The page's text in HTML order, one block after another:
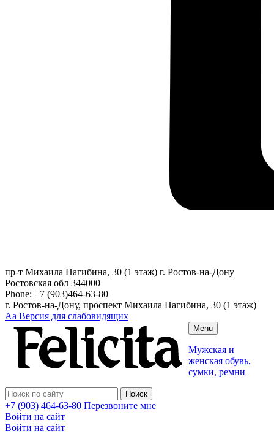
пр-т Михаила Нагибина, 30 (1 этаж) г. Ростов-на-Дону
Ростовская обл 344000
Phone: +7 (903)464-63-80
г. Ростов-на-Дону, проспект Михаила Нагибина, 30 (1 этаж)
Аа Версия для слабовидящих
Menu
Мужская и
женская обувь,
сумки, ремни
+7 (903) 464-63-80 Перезвоните мне
Войти на сайт
Войти на сайт